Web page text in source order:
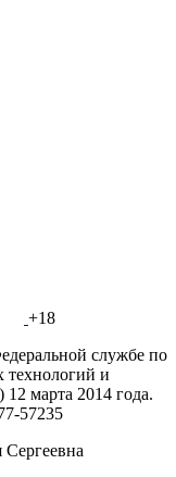
+18
службе по
технологий и
марта 2014 года.
57235